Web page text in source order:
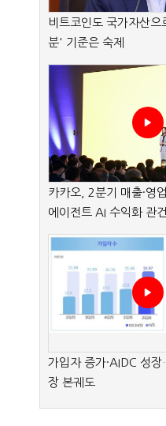
비트코인도 국가자산으
분' 기준은 숙제
카카오, 2분기 매출·영
에이전트 AI 수익화 관건
가입자 증가·AIDC 성
장 본궤도